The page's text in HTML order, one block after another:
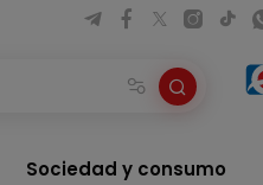
Sociedad y consumo